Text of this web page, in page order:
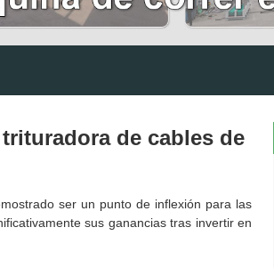
de cables de
ser un punto de inflexión para las
sus ganancias tras invertir en